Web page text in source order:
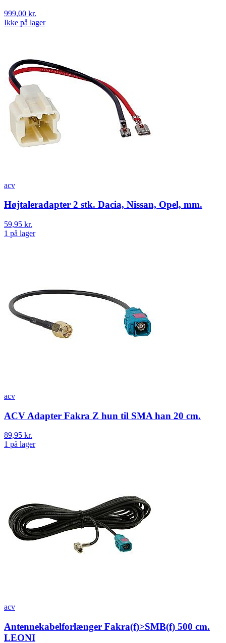
999,00 kr.
Ikke på lager
acv
Højtaleradapter 2 stk. Dacia, Nissan, Opel, mm.
59,95 kr.
1 på lager
acv
ACV Adapter Fakra Z hun til SMA han 20 cm.
89,95 kr.
1 på lager
acv
Antennekabelforlænger Fakra(f)>SMB(f) 500 cm.
LEONI